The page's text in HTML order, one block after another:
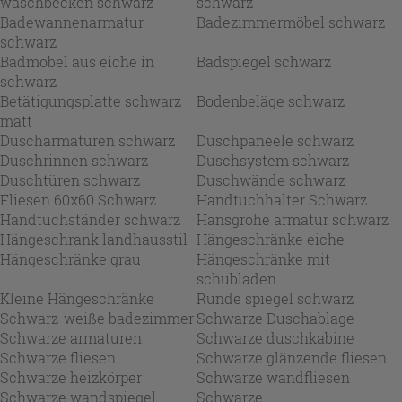
Badewannenarmatur
schwarz
Badezimmermöbel schwarz
Badmöbel aus eiche in
schwarz
Badspiegel schwarz
Betätigungsplatte schwarz
matt
Bodenbeläge schwarz
Duscharmaturen schwarz
Duschpaneele schwarz
Duschrinnen schwarz
Duschsystem schwarz
Duschtüren schwarz
Duschwände schwarz
Fliesen 60x60 Schwarz
Handtuchhalter Schwarz
Handtuchständer schwarz
Hansgrohe armatur schwarz
Hängeschrank landhausstil Hängeschränke eiche
Hängeschränke grau
Hängeschränke mit
schubladen
Kleine Hängeschränke
Runde spiegel schwarz
Schwarz-weiße badezimmerSchwarze Duschablage
Schwarze armaturen
Schwarze duschkabine
Schwarze fliesen
Schwarze glänzende fliesen
Schwarze heizkörper
Schwarze wandfliesen
Schwarze wandspiegel
Schwarze